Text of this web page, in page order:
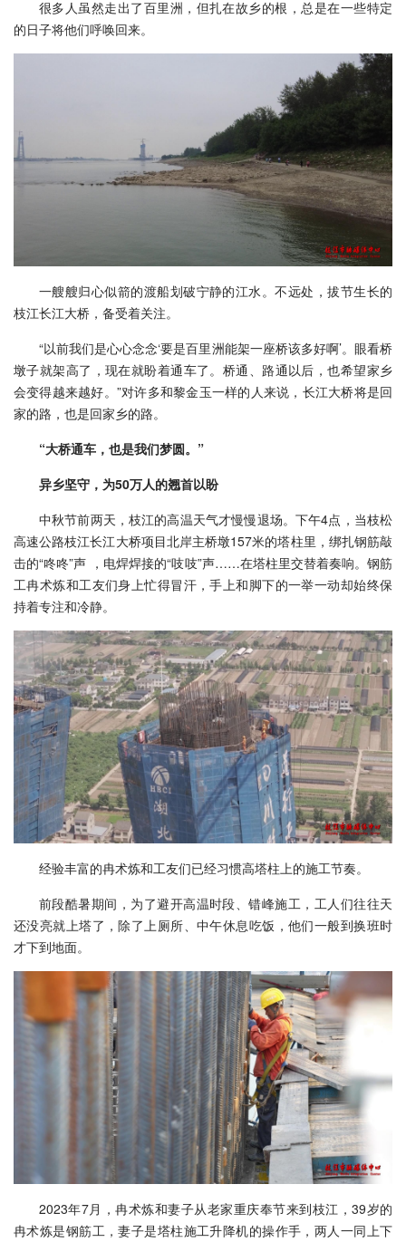
很多人虽然走出了百里洲，但扎在故乡的根，总是在一些特定
的日子将他们呼唤回来。
一艘艘归心似箭的渡船划破宁静的江水。不远处，拔节生长的
枝江长江大桥，备受着关注。
“以前我们是心心念念‘要是百里洲能架一座桥该多好啊’。眼看桥
墩子就架高了，现在就盼着通车了。桥通、路通以后，也希望家乡
会变得越来越好。”对许多和黎金玉一样的人来说，长江大桥将是回
家的路，也是回家乡的路。
“大桥通车，也是我们梦圆。”
异乡坚守，为50万人的翘首以盼
中秋节前两天，枝江的高温天气才慢慢退场。下午4点，当枝松
高速公路枝江长江大桥项目北岸主桥墩157米的塔柱里，绑扎钢筋敲
击的“咚咚”声 ，电焊焊接的“吱吱”声……在塔柱里交替着奏响。钢筋
工冉术炼和工友们身上忙得冒汗，手上和脚下的一举一动却始终保
持着专注和冷静。
经验丰富的冉术炼和工友们已经习惯高塔柱上的施工节奏。
前段酷暑期间，为了避开高温时段、错峰施工，工人们往往天
还没亮就上塔了，除了上厕所、中午休息吃饭，他们一般到换班时
才下到地面。
2023年7月，冉术炼和妻子从老家重庆奉节来到枝江，39岁的
冉术炼是钢筋工，妻子是塔柱施工升降机的操作手，两人一同上下